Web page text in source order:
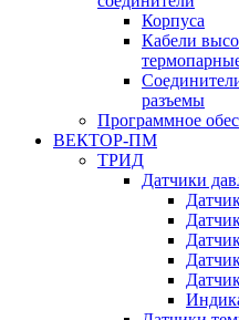
Корпуса
Кабели
разъемы
Программное
ВЕКТОР-ПМ
ТРИД
Датчики